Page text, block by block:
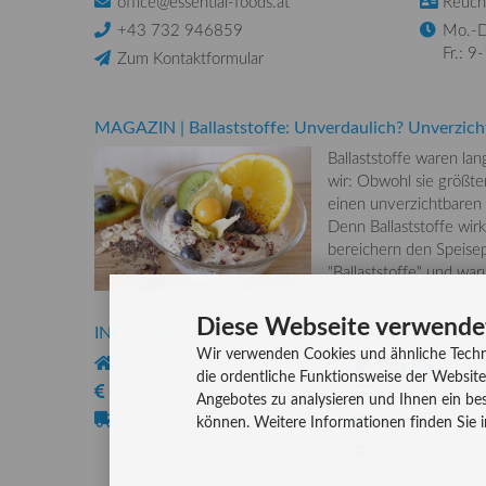
+43 732 946859
Zum Kontaktformular
Mo.-
Fr.:
MAGAZIN | Ballaststoffe: Unverdaulich?
Ballaststoffe waren
wir: Obwohl sie
einen
Denn Ballaststoffe
bereichern den
"Ballaststoffe" und
INFORMATIONEN
Versandkosten
Lieferzeiten
ZAHLUNG
Kreditkarte
Rechnung,
Diese Webseite
Wir verwenden Cookies und ähnliche
die ordentliche Funktionsweise der
Angebotes zu analysieren und Ihnen ein
können. Weitere Informationen finden Sie